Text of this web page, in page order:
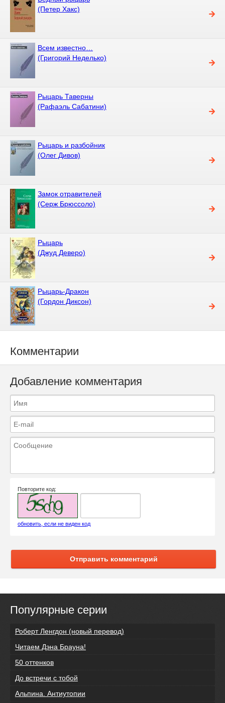
(Петер Хакс)
Всем известно…
(Григорий Неделько)
Рыцарь Таверны
(Рафаэль Сабатини)
Рыцарь и разбойник
(Олег Дивов)
Замок отравителей
(Серж Брюссоло)
Рыцарь
(Джуд Деверо)
Рыцарь-Дракон
(Гордон Диксон)
Комментарии
Добавление комментария
Повторите код:
обновить, если не виден код
Отправить комментарий
Популярные серии
Роберт Ленгдон (новый перевод)
Читаем Дэна Брауна!
50 оттенков
До встречи с тобой
Альпина. Антиутопии